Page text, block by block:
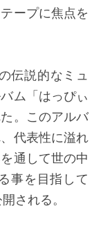
ープに焦点を
伝説的なミュ
ム「はっぴぃ
。このアルバ
代表性に溢れ
通して世の中
事を目指して
される。​